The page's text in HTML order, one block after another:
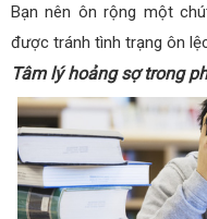
Bạn nên ôn rộng một
được tránh tình trạng ôn
Tâm lý hoảng sợ trong